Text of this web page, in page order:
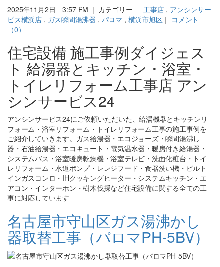
2025年11月2日 3:57 PM | カテゴリー ： 工事店 , アンシンサー
ビス横浜店 , ガス瞬間湯沸器 , パロマ , 横浜市旭区 ｜ コメント
（0）
住宅設備 施工事例ダイジェス
ト 給湯器とキッチン・浴室・
トイレリフォーム工事店 アン
シンサービス24
アンシンサービス24にご依頼いただいた、給湯機器とキッチンリ
フォーム・浴室リフォーム・トイレリフォーム工事の施工事例を
ご紹介していきます。ガス給湯器・エコジョーズ・瞬間湯沸し
器・石油給湯器・エコキュート・電気温水器・暖房付き給湯器・
システムバス・浴室暖房乾燥機・浴室テレビ・洗面化粧台・トイ
レリフォーム・水道ポンプ・レンジフード・食器洗い機・ビルト
インガスコンロ・IHクッキングヒーター・システムキッチン・エ
アコン・インターホン・樹木伐採など住宅設備に関する全ての工
事に対応しています
名古屋市守山区ガス湯沸かし
器取替工事（パロマPH-5BV）